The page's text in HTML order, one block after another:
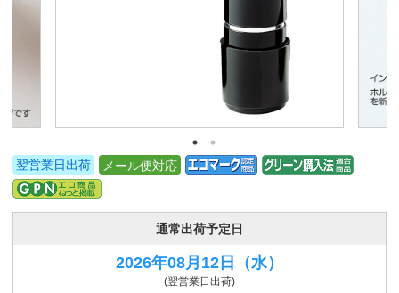
翌営業日出荷 メール便対応
通常出荷予定日
2026年08月12日 （水）
(翌営業日出荷)